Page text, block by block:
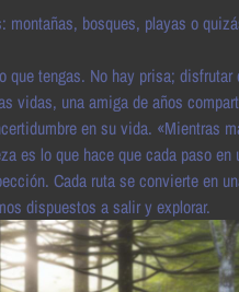
bosques, playas o
tengas. No hay prisa;
vidas, una amiga de años
en su vida. «Mientras
es lo que hace que cada paso
Cada ruta se convierte en
dispuestos a salir y explorar.